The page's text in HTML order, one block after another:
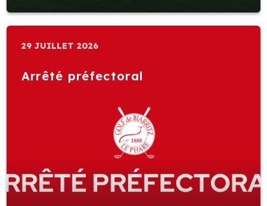
29 JUILLET 2026
Arrêté préfectoral